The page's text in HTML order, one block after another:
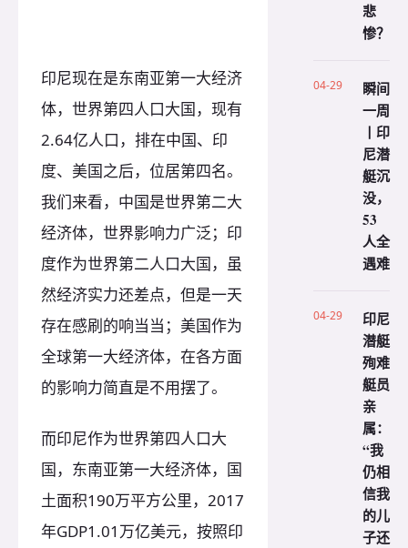
印尼现在是东南亚第一大经济
体，世界第四人口大国，现有
2.64亿人口，排在中国、印
度、美国之后，位居第四名。
我们来看，中国是世界第二大
经济体，世界影响力广泛；印
度作为世界第二人口大国，虽
然经济实力还差点，但是一天
存在感刷的响当当；美国作为
全球第一大经济体，在各方面
的影响力简直是不用摆了。
而印尼作为世界第四人口大
国，东南亚第一大经济体，国
土面积190万平方公里，2017
年GDP1.01万亿美元，按照印
悲
惨？
04-29
瞬间
一周
丨印
尼潜
艇沉
没，
53
人全
遇难
04-29
印尼
潜艇
殉难
艇员
亲
属：
“我
仍相
信我
的儿
子还